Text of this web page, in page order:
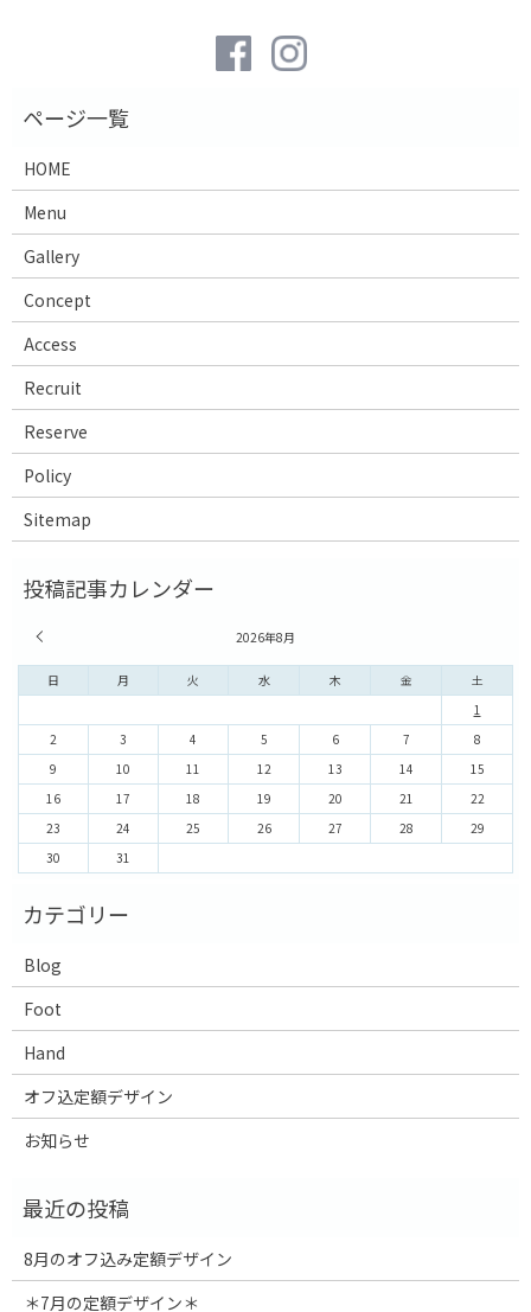
HOME
Menu
Gallery
Concept
Access
Recruit
Reserve
Policy
Sitemap
2026年8月
日 月 火 水 木 金 土
1
2
3 4 5 6 7
8
9
10 11 12 13 14
15
16
17 18 19 20 21
22
23
24 25 26 27 28
29
30
31
Blog
Foot
Hand
オフ込定額デザイン
お知らせ
8月のオフ込み定額デザイン
＊7月の定額デザイン＊